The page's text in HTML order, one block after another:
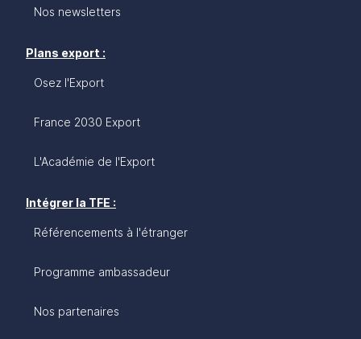
Nos newsletters
Plans export :
Osez l'Export
France 2030 Export
L'Académie de l'Export
Intégrer la TFE :
Référencements à l'étranger
Programme ambassadeur
Nos partenaires